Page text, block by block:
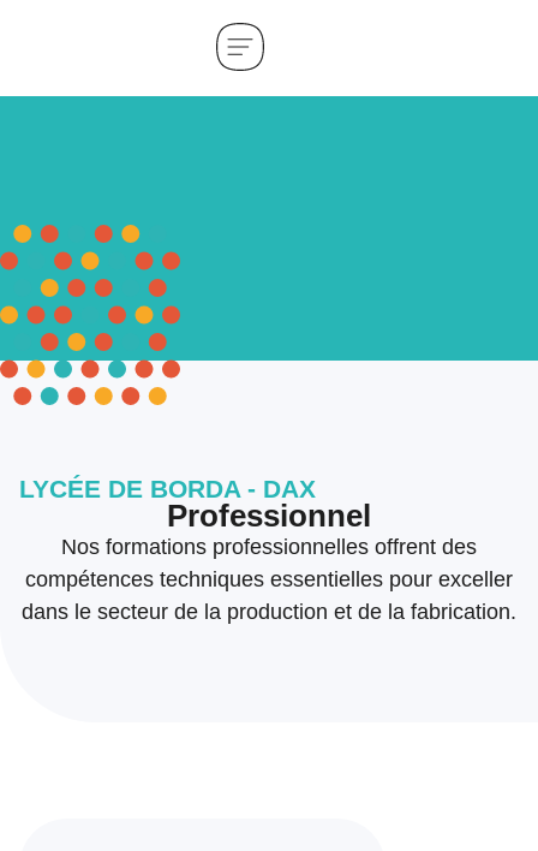
LYCÉE DE BORDA - DAX
Professionnel
Nos formations professionnelles offrent des
compétences techniques essentielles pour exceller
dans le secteur de la production et de la fabrication.